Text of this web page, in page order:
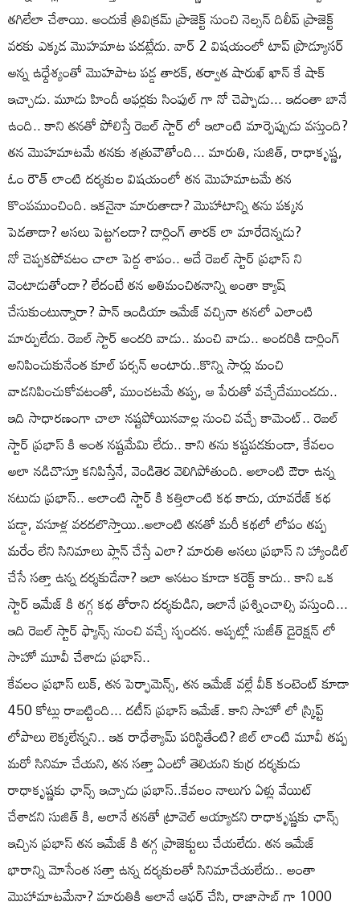
తగిలేలా చేశాయి. అందుకే త్రివిక్రమ్ ప్రాజెక్ట్ నుంచి నెల్సన్ దిలీప్ ప్రాజెక్ట్
వరకు ఎక్కడ మొహమాట పడట్లేదు. వార్ 2 విషయంలో టాప్ ప్రొడ్యూసర్
అన్న ఉధ్దేశ్యంతో మొహపాట పడ్డ తారక్, తర్వాత షారుఖ్ ఖాన్ కే షాక్
ఇచ్చాడు. మూడు హిందీ ఆఫర్లకు సింపుల్ గా నో చెప్పాడు... ఇదంతా బానే
ఉంది.. కాని తనతో పోలిస్తే రెబల్ స్టార్ లో ఇలాంటి మార్పెప్పుడు వస్తుంది?
తన మొహమాటమే తనకు శత్రువౌతోంది... మారుతి, సుజిత్, రాధాకృష్ణ,
ఓం రౌత్ లాంటి దర్శకుల విషయంలో తన మొహమాటమే తన
కొంపముంచింది. ఇకనైనా మారుతాడా? మొహాటాన్ని తను పక్కన
పెడతాడా? అసలు పెట్టగలడా? డార్లింగ్ తారక్ లా మారేదెన్నడు?
నో చెప్పకపోవటం చాలా పెద్ద శాపం.. అదే రెబల్ స్టార్ ప్రభాస్ ని
వెంటాడుతోందా? లేదంటే తన అతిమంచితనాన్ని అంతా క్యాష్
చేసుకుంటున్నారా? పాన్ ఇండియా ఇమేజ్ వచ్చినా తనలో ఎలాంటి
మార్పులేదు. రెబల్ స్టార్ అందరి వాడు.. మంచి వాడు.. అందరికి డార్లింగ్
అనిపించుకునేంత కూల్ పర్సన్ అంటారు..కొన్ని సార్లు మంచి
వాడనిపించుకోవటంతో, ముంచటమే తప్ప, ఆ పేరుతో వచ్చేదేముండదు..
ఇది సాధారణంగా చాలా నష్టపోయినవాల్ల నుంచి వచ్చే కామెంట్.. రెబల్
స్టార్ ప్రభాస్ కి అంత నష్టమేమి లేదు.. కాని తను కష్టపడకుండా, కేవలం
అలా నడిచొస్తూ కనిపిస్తేనే, వెండితెర వెలిగిపోతుంది. అలాంటి ఔరా ఉన్న
నటుడు ప్రభాస్.. అలాంటి స్టార్ కి కత్తిలాంటి కథ కాదు, యావరేజ్ కథ
పడ్డా, వసూళ్ల వరదలొస్తాయి..అలాంటి తనతో మరీ కథలో లోపం తప్ప
మరేం లేని సినిమాలు ప్లాన్ చేస్తే ఎలా? మారుతి అసలు ప్రభాస్ ని హ్యాండిల్
చేసే సత్తా ఉన్న దర్శకుడేనా? ఇలా అనటం కూడా కరెక్ట్ కాదు.. కాని ఒక
స్టార్ ఇమేజ్ కి తగ్గ కథ తోరాని దర్శకుడిని, ఇలానే ప్రశ్నించాల్సి వస్తుంది...
ఇది రెబల్ స్టార్ ఫ్యాన్స్ నుంచి వచ్చే స్పందన. అప్పట్లో సుజీత్ డైరెక్షన్ లో
సాహో మూవీ చేశాడు ప్రభాస్..
కేవలం ప్రభాస్ లుక్, తన పెర్ఫామెన్స్, తన ఇమేజ్ వల్లే వీక్ కంటెంట్ కూడా
450 కోట్లు రాబట్టింది... దటీస్ ప్రభాస్ ఇమేజ్. కాని సాహో లో స్క్రిప్ట్
లోపాలు లెక్కలేన్నని.. ఇక రాధేశ్యామ్ పరిస్థితేంటి? జిల్ లాంటి మూవీ తప్ప
మరో సినిమా చేయని, తన సత్తా ఏంటో తెలియని కుర్ర దర్శకుడు
రాధాకృష్ణకు ఛాన్స్ ఇచ్చాడు ప్రభాస్..కేవలం నాలుగు ఏళ్లు వేయిట్
చేశాడని సుజిత్ కి, అలానే తనతో ట్రావెల్ అయ్యాడని రాధాకృష్ణకు ఛాన్స్
ఇచ్చిన ప్రభాస్ తన ఇమేజ్ కి తగ్గ ప్రాజెక్టులు చేయలేదు. తన ఇమేజ్
భారాన్ని మోసేంత సత్తా ఉన్న దర్శకులతో సినిమాచేయలేదు.. అంతా
మొహామాటమేనా? మారుతికి అలానే ఆఫర్ చేసి, రాజాసాబ్ గా 1000